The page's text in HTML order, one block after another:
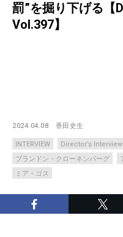
罰”を掘り下げる【
Vol.397】
2024.04.08 香田史生
INTERVIEW Director’s Interview
ブランドン・クローネンバーグ
ミア・ゴス